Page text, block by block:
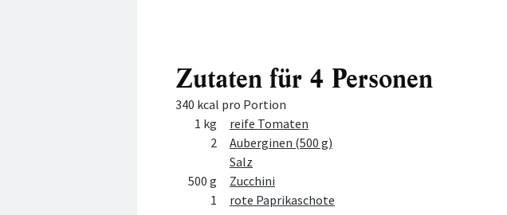
Zutaten für 4 Personen
340 kcal pro Portion
MengeZutat
1 kg
reife Tomaten
2
Auberginen (500 g)
Salz
500 g
Zucchini
1
rote Paprikaschote